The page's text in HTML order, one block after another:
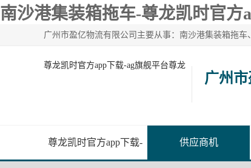
南沙港集装箱拖车-尊龙凯时官方
尊龙凯时官方app下载-ag旗舰平台尊龙
广州
尊龙凯时官方app下载- 供应商机